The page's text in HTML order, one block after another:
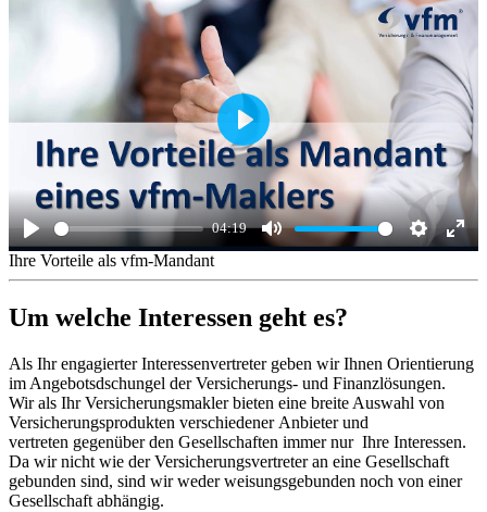
Play
04:19
Mute Settings
Play
Ihre Vorteile als vfm-Mandant
Um welche Interessen geht es?
Als Ihr engagierter Interessenvertreter geben wir Ihnen Orientierung
im Angebotsdschungel der Versicherungs- und Finanzlösungen.
Wir als Ihr Versicherungsmakler bieten eine breite Auswahl von
Versicherungsprodukten verschiedener Anbieter und
vertreten gegenüber den Gesellschaften immer nur Ihre Interessen.
Da wir nicht wie der Versicherungsvertreter an eine Gesellschaft
gebunden sind, sind wir weder weisungsgebunden noch von einer
Gesellschaft abhängig.